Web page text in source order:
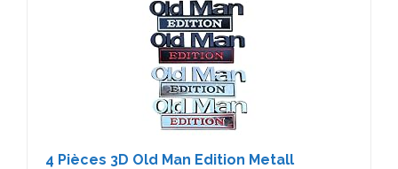
4 Pièces 3D Old Man Edition Metall